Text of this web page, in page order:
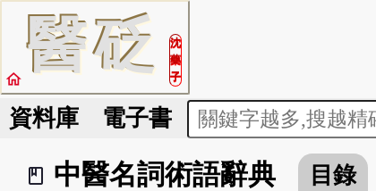
醫砭
沈
藥
子
home
資料庫 電子書
book_2
中醫名詞術語辭典 目錄